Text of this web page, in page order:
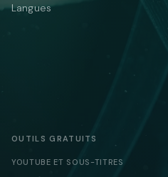
Langues
OUTILS GRATUITS
YOUTUBE ET SOUS-TITRES